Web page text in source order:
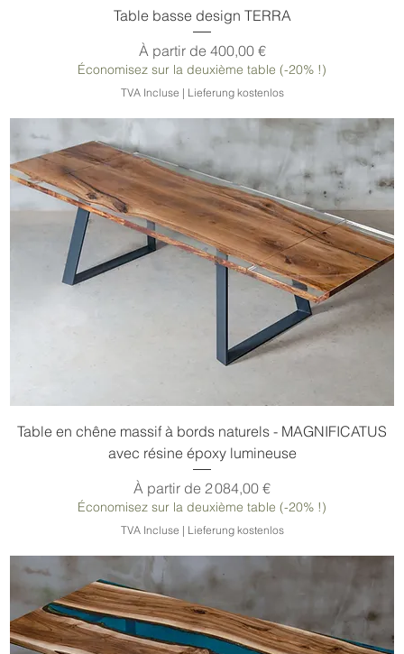
Table basse design TERRA
À partir de 400,00 €
Prix promotionnel
Économisez sur la deuxième table (-20% !)
TVA Incluse | Lieferung kostenlos
Table en chêne massif à bords naturels - MAGNIFICATUS
avec résine époxy lumineuse
À partir de 2 084,00 €
Prix promotionnel
Économisez sur la deuxième table (-20% !)
TVA Incluse | Lieferung kostenlos